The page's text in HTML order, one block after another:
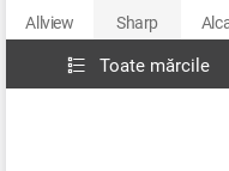
Allview
Sharp
Toate mărcile